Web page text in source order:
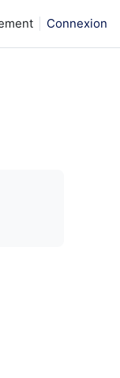
Connexion